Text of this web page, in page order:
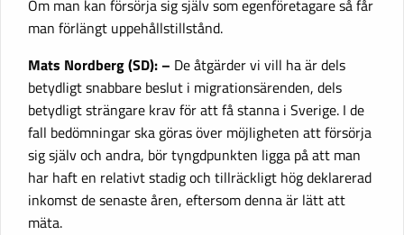
Om man kan försörja sig själv som egenföretagare så får
man förlängt uppehållstillstånd.
Mats Nordberg (SD): – De åtgärder vi vill ha är dels
betydligt snabbare beslut i migrationsärenden, dels
betydligt strängare krav för att få stanna i Sverige. I de
fall bedömningar ska göras över möjligheten att försörja
sig själv och andra, bör tyngdpunkten ligga på att man
har haft en relativt stadig och tillräckligt hög deklarerad
inkomst de senaste åren, eftersom denna är lätt att
mäta.